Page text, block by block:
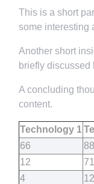
This is a short
some interesting
Another short
briefly discussed
A concluding
content.
Technology 1
66
88
12
71
4
12